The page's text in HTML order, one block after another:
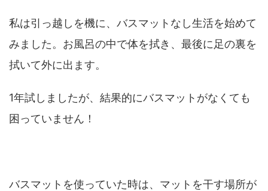
私は引っ越しを機に、バスマットなし生活を始めて
みました。お風呂の中で体を拭き、最後に足の裏を
拭いて外に出ます。
1年試しましたが、結果的にバスマットがなくても
困っていません！
バスマットを使っていた時は、マットを干す場所が